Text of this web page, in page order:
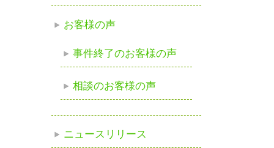
お客様の声
事件終了のお客様の声
相談のお客様の声
ニュースリリース